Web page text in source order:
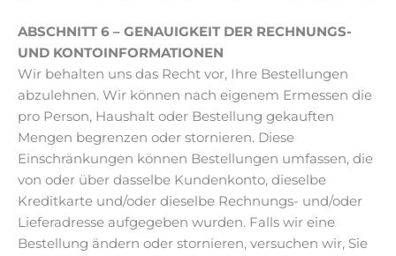
ABSCHNITT 6 – GENAUIGKEIT DER RECHNUNGS-
UND KONTOINFORMATIONEN
Wir behalten uns das Recht vor, Ihre Bestellungen
abzulehnen. Wir können nach eigenem Ermessen die
pro Person, Haushalt oder Bestellung gekauften
Mengen begrenzen oder stornieren. Diese
Einschränkungen können Bestellungen umfassen, die
von oder über dasselbe Kundenkonto, dieselbe
Kreditkarte und/oder dieselbe Rechnungs- und/oder
Lieferadresse aufgegeben wurden. Falls wir eine
Bestellung ändern oder stornieren, versuchen wir, Sie